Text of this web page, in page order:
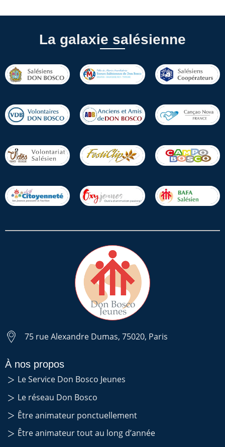
La galaxie salésienne
75 rue Alexandre Dumas, 75020, Paris
À nos propos
Le Service Don Bosco Jeunes
Le réseau Don Bosco
Être animateur ponctuellement
Être animateur tout au long d’année